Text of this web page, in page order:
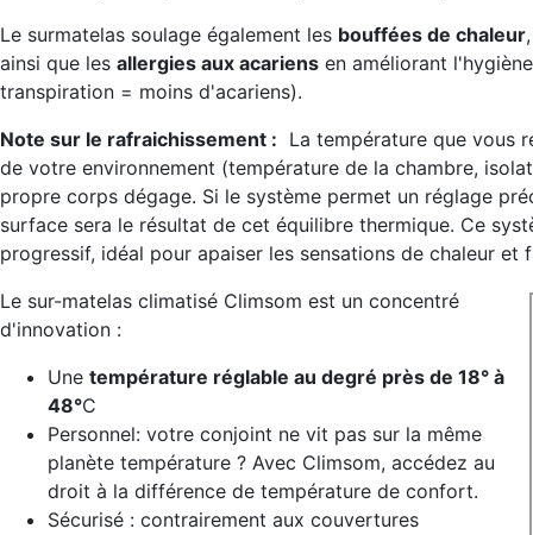
Le surmatelas soulage également les bouffées de chaleur
ainsi que les allergies aux acariens en améliorant
transpiration = moins d'acariens).
Note sur le rafraichissement : La température que vous
de votre environnement (température de la chambre,
propre corps dégage. Si le système permet un réglage
surface sera le résultat de cet équilibre thermique. Ce
progressif, idéal pour apaiser les sensations de chaleur
Le sur-matelas climatisé Climsom est un concentré
d'innovation :
Une température réglable au degré près de 18° à
48°C
Personnel: votre conjoint ne vit pas sur la même
planète température ? Avec Climsom, accédez au
droit à la différence de température de confort.
Sécurisé : contrairement aux couvertures